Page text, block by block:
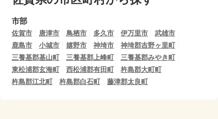
市部
佐賀市 唐津市 鳥栖市 多久市 伊万里市
武雄市
鹿島市
小城市 嬉野市 神埼市
神埼郡吉野ヶ里町
三養基郡基山町
三養基郡上峰町
三養基郡みやき町
東松浦郡玄海町
西松浦郡有田町
杵島郡大町町
杵島郡江北町
杵島郡白石町 藤津郡太良町